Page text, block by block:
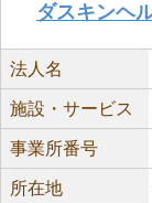
ダスキンヘ
法人名
施設・サービス
事業所番号
所在地